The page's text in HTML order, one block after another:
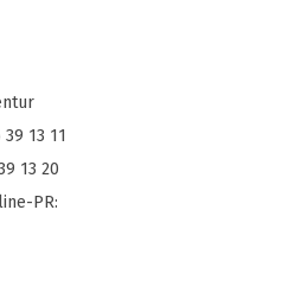
13 11
13 20
PR: